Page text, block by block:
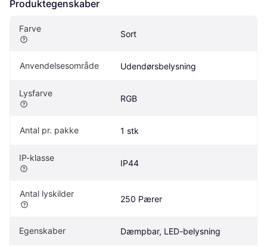
Produktegenskaber
Farve
Sort
Anvendelsesområde Udendørsbelysning
Lysfarve
RGB
Antal pr. pakke 1 stk
IP-klasse
IP44
Antal lyskilder
250 Pærer
Egenskaber Dæmpbar, LED-belysning